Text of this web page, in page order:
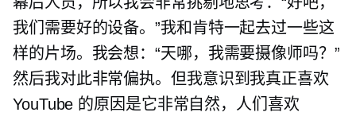
我们需要好的设备。”我和肯特一起去过一些这
样的片场。我会想：“天哪，我需要摄像师吗？”
然后我对此非常偏执。但我意识到我真正喜欢
YouTube 的原因是它非常自然，人们喜欢